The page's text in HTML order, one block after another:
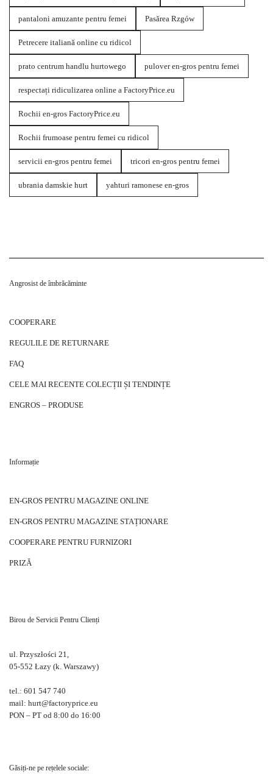
pantaloni amuzante pentru femei Pasărea Rzgów
Petrecere italiană online cu ridicol
prato centrum handlu hurtowego pulover en-gros pentru femei
respectați ridiculizarea online a FactoryPrice.eu
Rochii en-gros FactoryPrice.eu
Rochii frumoase pentru femei cu ridicol
servicii en-gros pentru femei tricori en-gros pentru femei
ubrania damskie hurt yahturi ramonese en-gros
Angrosist de îmbrăcăminte
COOPERARE
REGULILE DE RETURNARE
FAQ
CELE MAI RECENTE COLECȚII ȘI TENDINȚE
ENGROS – PRODUSE
Informație
EN-GROS PENTRU MAGAZINE ONLINE
EN-GROS PENTRU MAGAZINE STAȚIONARE
COOPERARE PENTRU FURNIZORI
PRIZĂ
Birou de Servicii Pentru Clienți
ul. Przyszłości 21,
05-552 Łazy (k. Warszawy)
tel.: 601 547 740
mail: hurt@factoryprice.eu
PON – PT od 8:00 do 16:00
Găsiți-ne pe rețelele sociale: